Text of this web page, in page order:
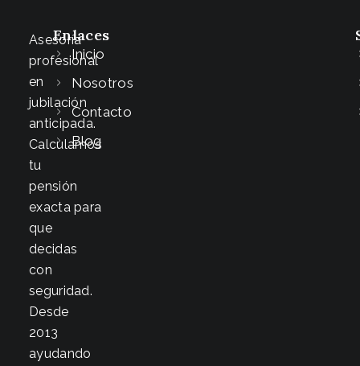
Asesoría
profesional
en
jubilación
anticipada.
Calculamos
tu
pensión
exacta para
que
decidas
con
seguridad.
Desde
2013
ayudando
Enlaces
Inicio
Nosotros
Contacto
Blog